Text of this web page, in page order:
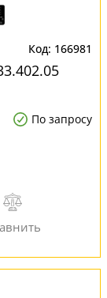
166981
По запросу